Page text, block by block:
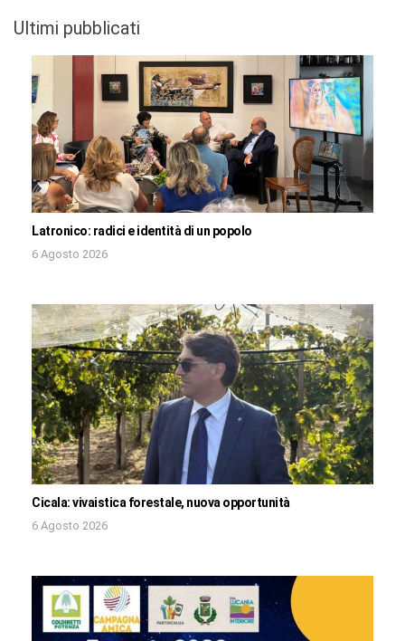
Ultimi pubblicati
Latronico: radici e identità di un popolo
6 Agosto 2026
Cicala: vivaistica forestale, nuova opportunità
6 Agosto 2026